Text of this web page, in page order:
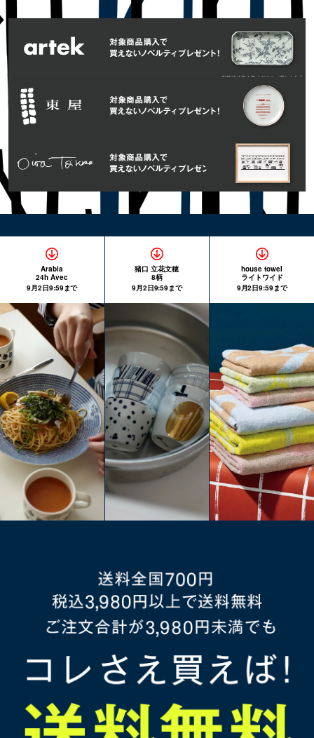
Arabia
24h Avec
9月2日9:59まで
猪口 立花文穂
8柄
9月2日9:59まで
house towel
ライトワイド
9月2日9:59まで